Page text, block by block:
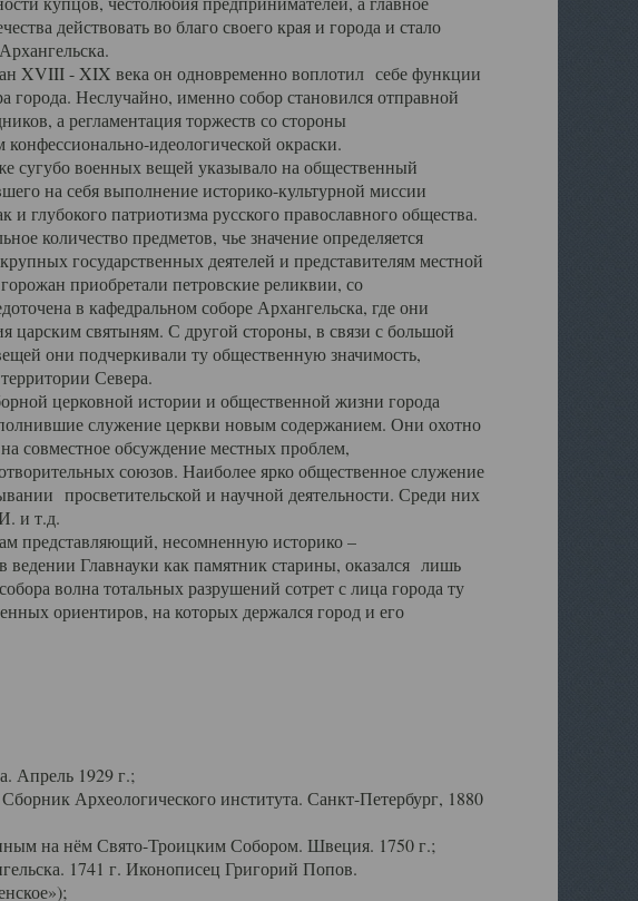
действовать во благо своего края и города и стало
- XIX века он одновременно воплотил себе функции
города. Неслучайно, именно собор становился отправной
а регламентация торжеств со стороны
идеологической окраски.
военных вещей указывало на общественный
на себя выполнение историко-культурной миссии
и глубокого патриотизма русского православного общества.
количество предметов, чье значение определяется
государственных деятелей и представителям местной
приобретали петровские реликвии, со
в кафедральном соборе Архангельска, где они
царским святыням. С другой стороны, в связи с большой
они подчеркивали ту общественную значимость,
Севера.
церковной истории и общественной жизни города
служение церкви новым содержанием. Они охотно
совместное обсуждение местных проблем,
союзов. Наиболее ярко общественное служение
просветительской и научной деятельности. Среди них
и т.д.
представляющий, несомненную историко –
ведении Главнауки как памятник старины, оказался лишь
волна тотальных разрушений сотрет с лица города ту
ориентиров, на которых держался город и его
Апрель 1929 г.;
Археологического института. Санкт-Петербург, 1880
на нём Свято-Троицким Собором. Швеция. 1750 г.;
1741 г. Иконописец Григорий Попов.